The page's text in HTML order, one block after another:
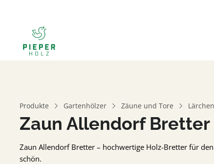
Produkte Gartenhölzer Zäune und Tore
Zaun Allendorf Bretter
Zaun Allendorf Bretter – hochwertige Holz-Bretter für
schön.